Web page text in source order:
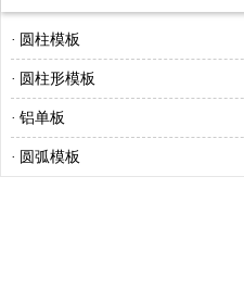
· 圆柱模板
· 圆柱形模板
· 铝单板
· 圆弧模板